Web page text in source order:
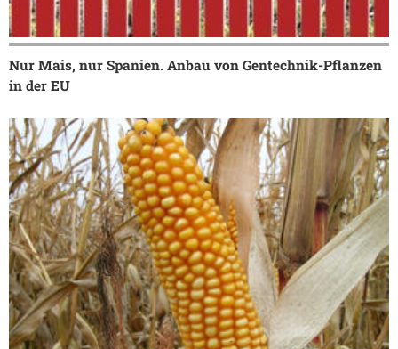
Nur Mais, nur Spanien. Anbau von Gentechnik-Pflanzen
in der EU